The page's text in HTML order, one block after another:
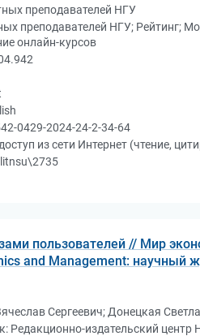
преподавателей НГУ
преподавателей НГУ; Рейтинг;
онлайн-курсов
0429-2024-24-2-34-64
из сети Интернет (чтение,
пользователей // Мир
and Management: научный
Сергеевич; Донецкая
Редакционно-издательский центр